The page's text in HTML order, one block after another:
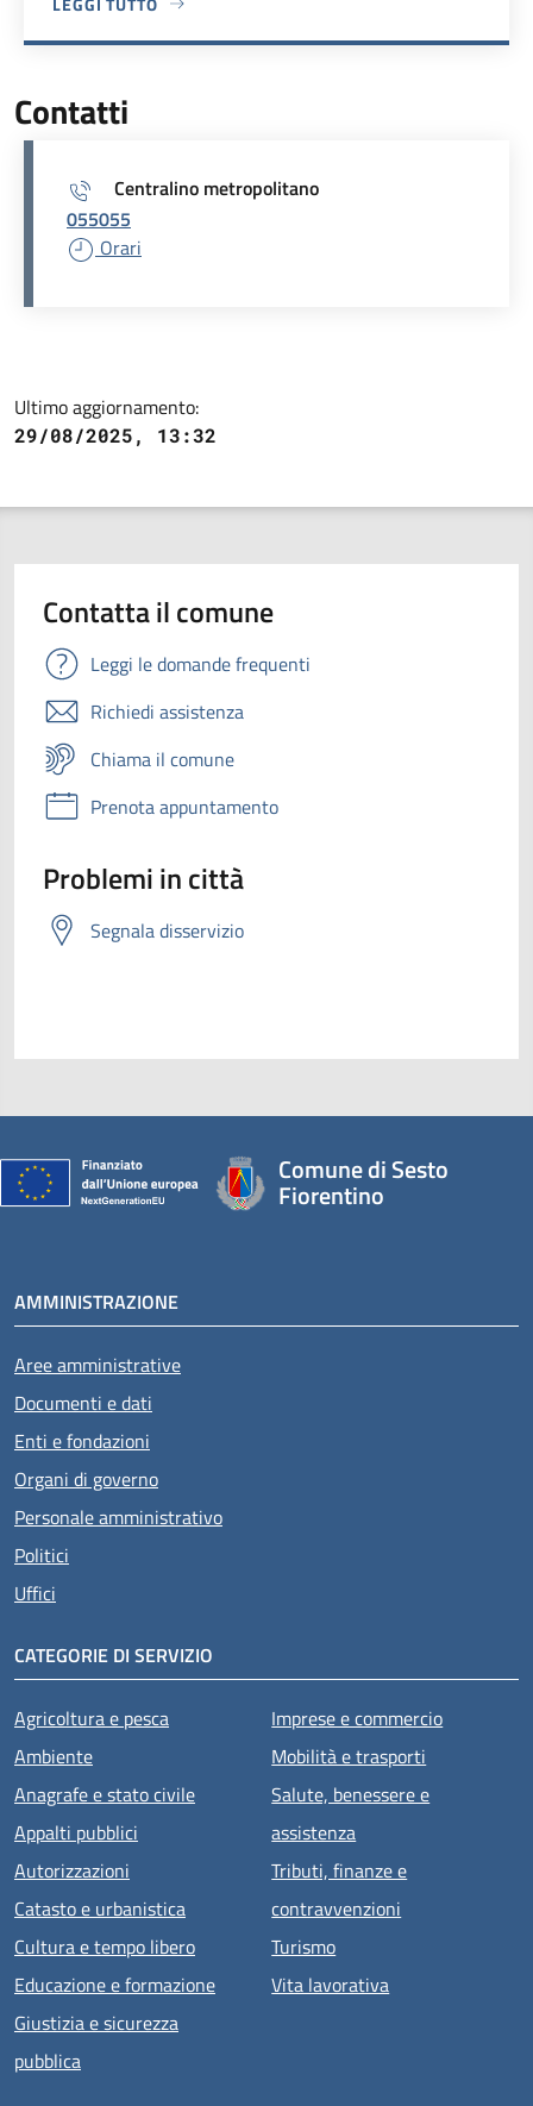
A PROPOSITO DI VIA FRATTI, 1
Contatti
Centralino metropolitano
055055
Orari
Ultimo aggiornamento:
29/08/2025, 13:32
Contatta il comune
Leggi le domande frequenti
Richiedi assistenza
Chiama il comune
Prenota appuntamento
Problemi in città
Segnala disservizio
Comune di Sesto
Fiorentino
AMMINISTRAZIONE
Aree amministrative
Documenti e dati
Enti e fondazioni
Organi di governo
Personale amministrativo
Politici
Uffici
CATEGORIE DI SERVIZIO
Agricoltura e pesca
Ambiente
Anagrafe e stato civile
Appalti pubblici
Autorizzazioni
Catasto e urbanistica
Cultura e tempo libero
Educazione e formazione
Giustizia e sicurezza
pubblica
Imprese e commercio
Mobilità e trasporti
Salute, benessere e
assistenza
Tributi, finanze e
contravvenzioni
Turismo
Vita lavorativa